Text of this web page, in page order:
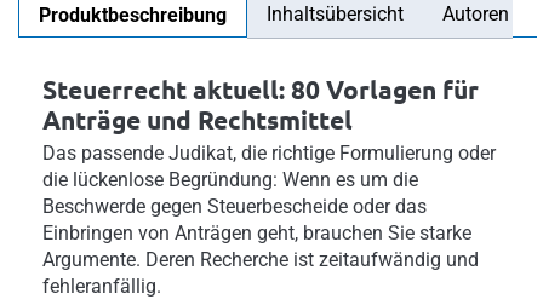
Produktbeschreibung Inhaltsübersicht Autoren
Steuerrecht aktuell: 80 Vorlagen für
Anträge und Rechtsmittel
Das passende Judikat, die richtige Formulierung oder
die lückenlose Begründung: Wenn es um die
Beschwerde gegen Steuerbescheide oder das
Einbringen von Anträgen geht, brauchen Sie starke
Argumente. Deren Recherche ist zeitaufwändig und
fehleranfällig.